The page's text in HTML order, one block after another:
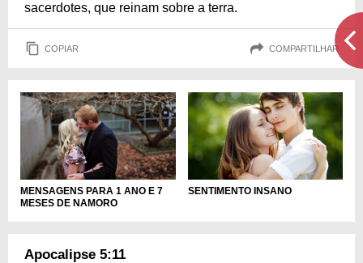
sacerdotes, que reinam sobre a terra.
COPIAR COMPARTILHAR
MENSAGENS PARA 1 ANO E 7
MESES DE NAMORO
SENTIMENTO INSANO
Apocalipse 5:11